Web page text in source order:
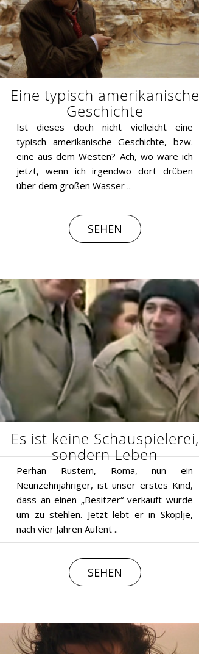
Eine typisch amerikanische
Geschichte
Ist dieses doch nicht vielleicht eine
typisch amerikanische Geschichte, bzw.
eine aus dem Westen? Ach, wo wäre ich
jetzt, wenn ich irgendwo dort drüben
über dem großen Wasser ..
SEHEN
Es ist keine Schauspielerei,
sondern Leben
Perhan Rustem, Roma, nun ein
Neunzehnjähriger, ist unser erstes Kind,
dass an einen „Besitzer“ verkauft wurde
um zu stehlen. Jetzt lebt er in Skoplje,
nach vier Jahren Aufent ..
SEHEN